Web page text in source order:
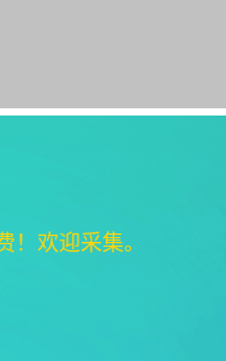
欢迎采集。